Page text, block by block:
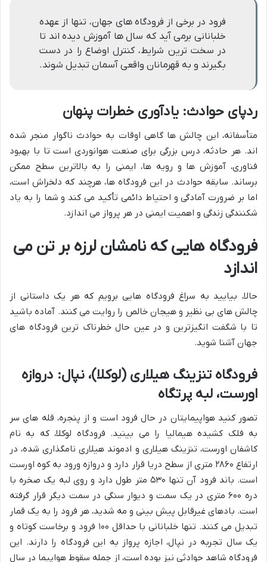
فرود در برخی از فرودگاه های جهان، تنها از عهده
خلبانانی برمی آید که سال ها آموزش دیده اند تا
در سخت ترین شرایط، کنترل اوضاع را در دست
بگیرند و به قهرمانان واقعی آسمان تبدیل شوند.
ردپای حوادث: یادآوری خطرات پنهان
متأسفانه، این چالش ها گاهی اوقات به حوادث ناگوار منجر شده
اند. هر حادثه، درس بزرگی برای صنعت هوانوردی است تا با بهبود
فناوری، آموزش ها و رویه ها، ایمنی را به بالاترین سطح ممکن
برساند. سابقه حوادث در این فرودگاه ها، هرچند که دلخراش است،
اما بر ضرورت آمادگی و احتیاط دائمی تأکید می کند و شما را به یاد
شکنندگی زندگی و اهمیت ایمنی در هر پرواز می اندازد.
فرودگاه هایی که نامشان لرزه بر تن می
اندازد
حالا، بیایید به سراغ فرودگاه هایی برویم که هر یک داستانی از
چالش های بی نظیر و هیجان خالص را روایت می کنند. آماده باشید
تا با شگفت انگیزترین و در عین حال خطرناک ترین فرودگاه های
جهان آشنا شوید.
فرودگاه تنزینگ هیلاری (لوکلا)، نپال: دروازه
اورست، لبه پرتگاه
تصور کنید هواپیمایتان در حال فرود است و از پنجره، قله های سر
به فلک کشیده هیمالیا را می بینید. فرودگاه لوکلا، که به نام
کاشفان اورست، تنزینگ هیلاری و ادموند هیلاری نامگذاری شده، در
ارتفاع ۲۸۶۰ متری از سطح دریا قرار دارد و دروازه ورود به کوه اورست
است. باند فرود آن تنها ۵۳۰ متر طول دارد و روی لبه یک صخره با
دره ۶۰۰ متری در یک سمت و دیوار سنگی در سمت دیگر قرار گرفته
است. بادهای غیرقابل پیش بینی و مه شدید، هر فرود را به یک قمار
تبدیل می کنند. تنها خلبانانی با حداقل ۱۰۰ فرود و برخاست کوتاه و
یک سال تجربه در نپال، اجازه پرواز به این فرودگاه را دارند. این
فرودگاه شاهد حوادثی نیز بوده است، از جمله سقوط هواپیما در سال